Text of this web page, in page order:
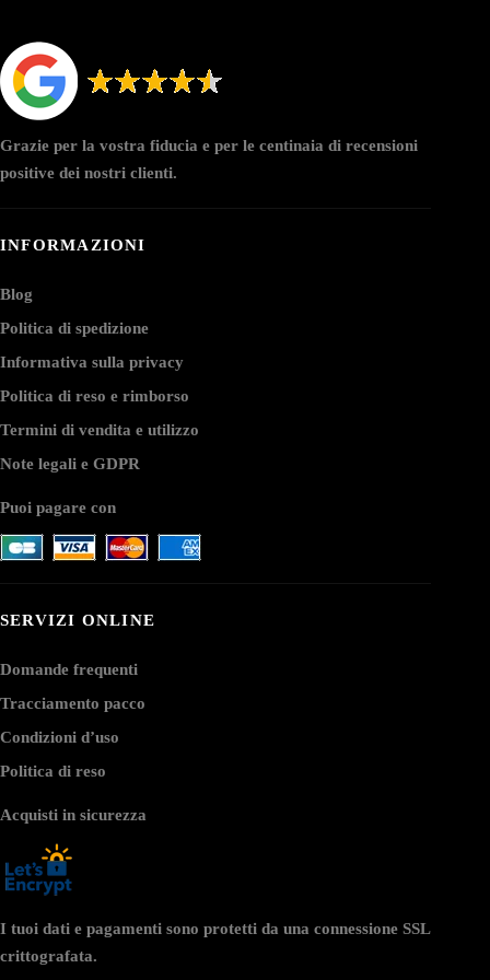
Grazie per la vostra fiducia e per le centinaia di recensioni
positive dei nostri clienti.
INFORMAZIONI
Blog
Politica di spedizione
Informativa sulla privacy
Politica di reso e rimborso
Termini di vendita e utilizzo
Note legali e GDPR
Puoi pagare con
SERVIZI ONLINE
Domande frequenti
Tracciamento pacco
Condizioni d’uso
Politica di reso
Acquisti in sicurezza
I tuoi dati e pagamenti sono protetti da una connessione SSL
crittografata.